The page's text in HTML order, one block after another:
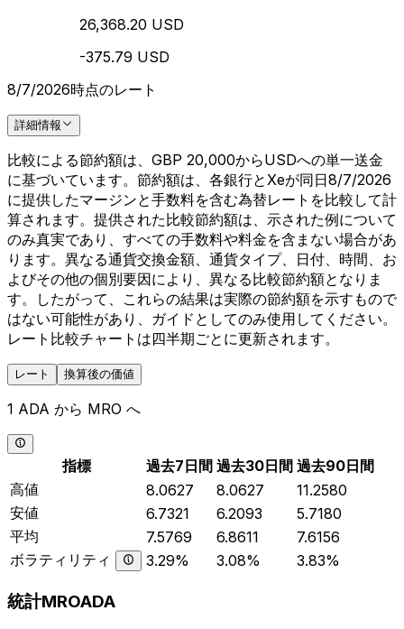
26,368.20 USD
-375.79 USD
8/7/2026時点のレート
詳細情報
比較による節約額は、GBP 20,000からUSDへの単一送金
に基づいています。節約額は、各銀行とXeが同日8/7/2026
に提供したマージンと手数料を含む為替レートを比較して計
算されます。提供された比較節約額は、示された例について
のみ真実であり、すべての手数料や料金を含まない場合があ
ります。異なる通貨交換金額、通貨タイプ、日付、時間、お
よびその他の個別要因により、異なる比較節約額となりま
す。したがって、これらの結果は実際の節約額を示すもので
はない可能性があり、ガイドとしてのみ使用してください。
レート比較チャートは四半期ごとに更新されます。
レート 換算後の価値
1 ADA から MRO へ
指標 過去7日間 過去30日間 過去90日間
高値
8.0627 8.0627
11.2580
安値
6.7321 6.2093
5.7180
平均
7.5769 6.8611
7.6156
ボラティリティ
3.29% 3.08% 3.83%
統計MROADA